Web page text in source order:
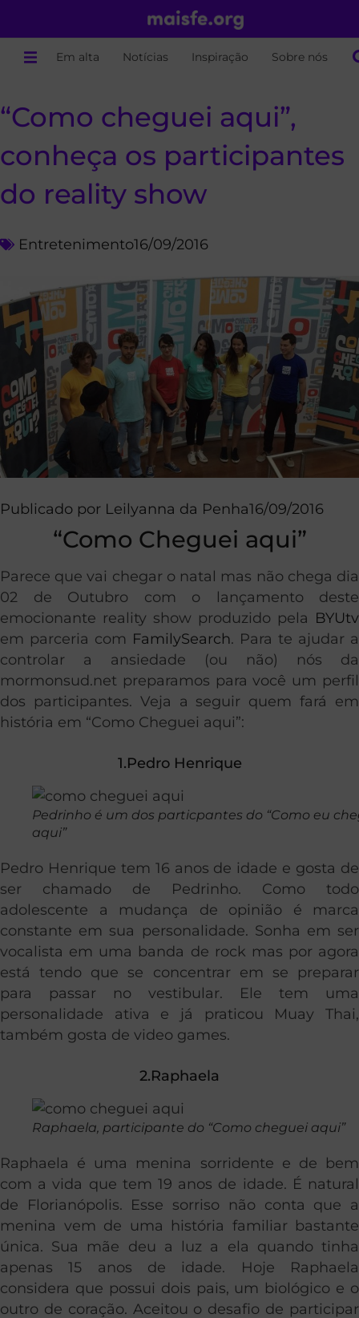
Em alta Notícias Inspiração Sobre nós
“Como cheguei aqui”,
conheça os participantes
do reality show
Entretenimento16/09/2016
Publicado por Leilyanna da Penha16/09/2016
“Como Cheguei aqui”
Parece que vai chegar o natal mas não chega dia
02 de Outubro com o lançamento deste
emocionante reality show produzido pela BYUtv
em parceria com FamilySearch. Para te ajudar a
controlar a ansiedade (ou não) nós da
mormonsud.net preparamos para você um perfil
dos participantes. Veja a seguir quem fará em
história em “Como Cheguei aqui”:
1.Pedro Henrique
Pedrinho é um dos particpantes do “Como eu
aqui”
Pedro Henrique tem 16 anos de idade e gosta de
ser chamado de Pedrinho. Como todo
adolescente a mudança de opinião é marca
constante em sua personalidade. Sonha em ser
vocalista em uma banda de rock mas por agora
está tendo que se concentrar em se preparar
para passar no vestibular. Ele tem uma
personalidade ativa e já praticou Muay Thai,
também gosta de video games.
2.Raphaela
Raphaela, participante do “Como cheguei aqui”
Raphaela é uma menina sorridente e de bem
com a vida que tem 19 anos de idade. É natural
de Florianópolis. Esse sorriso não conta que a
menina vem de uma história familiar bastante
única. Sua mãe deu a luz a ela quando tinha
apenas 15 anos de idade. Hoje Raphaela
considera que possui dois pais, um biológico e o
outro de coração. Aceitou o desafio de participar